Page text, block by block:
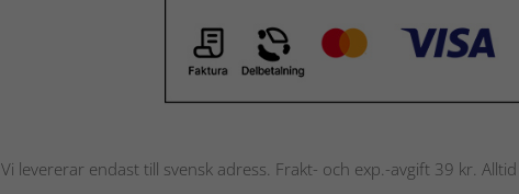
Vi levererar endast till svensk adress. Frakt- och exp.-avgift 39 kr.